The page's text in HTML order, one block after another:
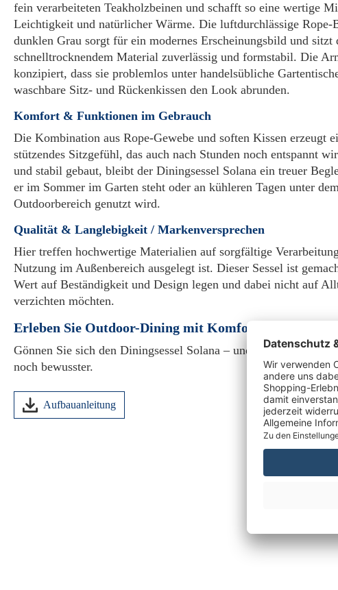
fein verarbeiteten Teakholzbeinen und schafft so eine wertige
Leichtigkeit und natürlicher Wärme. Die luftdurchlässige Rope-
dunklen Grau sorgt für ein modernes Erscheinungsbild und sitzt
schnelltrocknendem Material zuverlässig und formstabil. Die
konzipiert, dass sie problemlos unter handelsübliche
waschbare Sitz- und Rückenkissen den Look abrunden.
Komfort & Funktionen im Gebrauch
Die Kombination aus Rope-Gewebe und soften Kissen erzeugt
stützendes Sitzgefühl, das auch nach Stunden noch entspannt
und stabil gebaut, bleibt der Diningsessel Solana ein treuer
er im Sommer im Garten steht oder an kühleren Tagen unter
Outdoorbereich genutzt wird.
Qualität & Langlebigkeit / Markenversprechen
Hier treffen hochwertige Materialien auf sorgfältige
Nutzung im Außenbereich ausgelegt ist. Dieser Sessel ist
Wert auf Beständigkeit und Design legen und dabei nicht auf
verzichten möchten.
Erleben Sie Outdoor-Dining mit Komfort,
Gönnen Sie sich den Diningsessel Solana – und genießen Sie
noch bewusster.
Aufbauanleitung